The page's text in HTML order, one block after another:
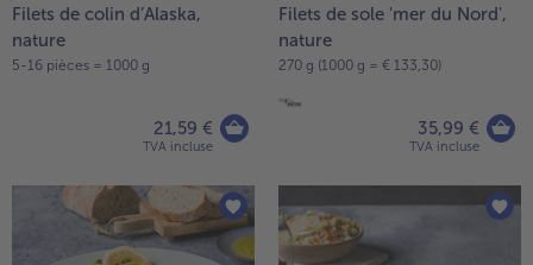
Filets de colin d’Alaska,
nature
5-16 pièces = 1000 g
21,59 €
TVA incluse
Filets de sole 'mer du Nord',
nature
270 g (1000 g = € 133,30)
35,99 €
TVA incluse